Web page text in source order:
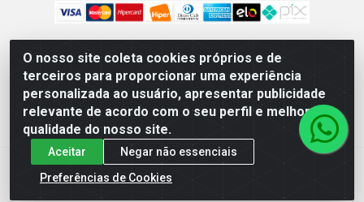
O nosso site coleta cookies próprios e de
terceiros para proporcionar uma experiência
personalizada ao usuário, apresentar publicidade
relevante de acordo com o seu perfil e melhorar a
qualidade do nosso site.
Aceitar
Negar não essenciais
Preferências de Cookies
Machado Carnes Distribuidora de Alimentos LTDA -
Logradouro: Avenida Candido Aleixo, 148 - Centro - Oeiras/PI
- CEP 64.500-000 - 31.391.008/0001-50